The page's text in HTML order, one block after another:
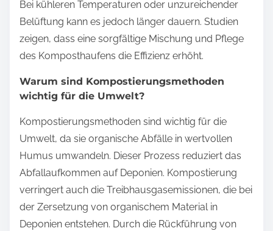
Bei kühleren Temperaturen oder unzureichender
Belüftung kann es jedoch länger dauern. Studien
zeigen, dass eine sorgfältige Mischung und Pflege
des Komposthaufens die Effizienz erhöht.
Warum sind Kompostierungsmethoden
wichtig für die Umwelt?
Kompostierungsmethoden sind wichtig für die
Umwelt, da sie organische Abfälle in wertvollen
Humus umwandeln. Dieser Prozess reduziert das
Abfallaufkommen auf Deponien. Kompostierung
verringert auch die Treibhausgasemissionen, die bei
der Zersetzung von organischem Material in
Deponien entstehen. Durch die Rückführung von